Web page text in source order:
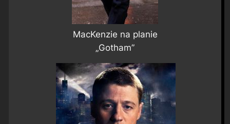
MacKenzie na planie
„Gotham”